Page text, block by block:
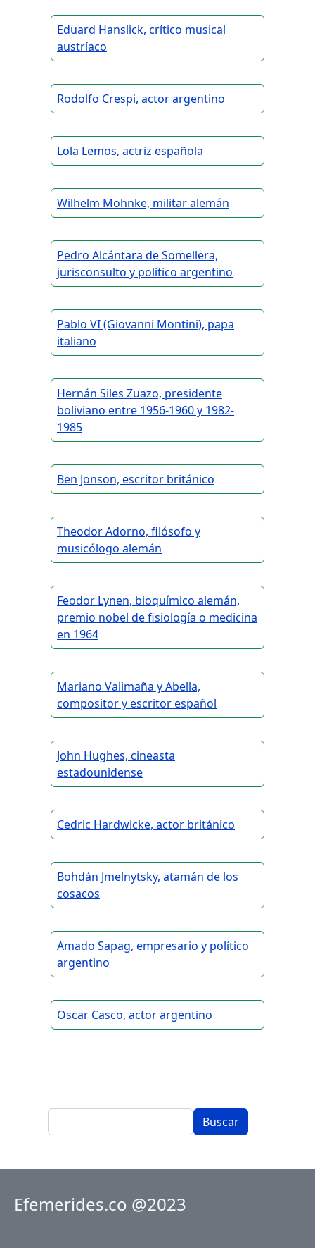
Eduard Hanslick, crítico musical
austríaco
Rodolfo Crespi, actor argentino
Lola Lemos, actriz española
Wilhelm Mohnke, militar alemán
Pedro Alcántara de Somellera,
jurisconsulto y político argentino
Pablo VI (Giovanni Montini), papa
italiano
Hernán Siles Zuazo, presidente
boliviano entre 1956-1960 y 1982-
1985
Ben Jonson, escritor británico
Theodor Adorno, filósofo y
musicólogo alemán
Feodor Lynen, bioquímico alemán,
premio nobel de fisiología o medicina
en 1964
Mariano Valimaña y Abella,
compositor y escritor español
John Hughes, cineasta
estadounidense
Cedric Hardwicke, actor británico
Bohdán Jmelnytsky, atamán de los
cosacos
Amado Sapag, empresario y político
argentino
Oscar Casco, actor argentino
Buscar
Efemerides.co @2023